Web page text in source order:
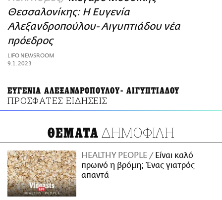
ΑΜΠΑ
PRINT
Θεσσαλονίκης: Η Ευγενία
Αλεξανδροπούλου- Αιγυπτιάδου νέα
πρόεδρος
LIFO NEWSROOM
9.1.2023
ΕΥΓΕΝΙΑ ΑΛΕΞΑΝΔΡΟΠΟΥΛΟΥ- ΑΙΓΥΠΤΙΑΔΟΥ
ΠΡΟΣΦΑΤΕΣ ΕΙΔΗΣΕΙΣ
ΘΕΜΑΤΑ ΔΗΜΟΦΙΛΗ
HEALTHY PEOPLE
Είναι καλό
πρωινό η βρόμη; Ένας γιατρός
απαντά